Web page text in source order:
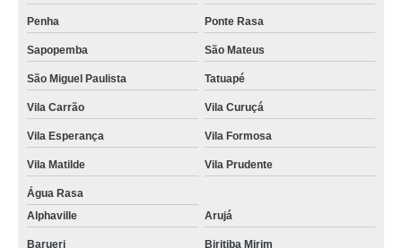
Penha Ponte Rasa
Sapopemba São Mateus
São Miguel Paulista Tatuapé
Vila Carrão Vila Curuçá
Vila Esperança Vila Formosa
Vila Matilde Vila Prudente
Água Rasa
Alphaville
Arujá
Barueri Biritiba Mirim